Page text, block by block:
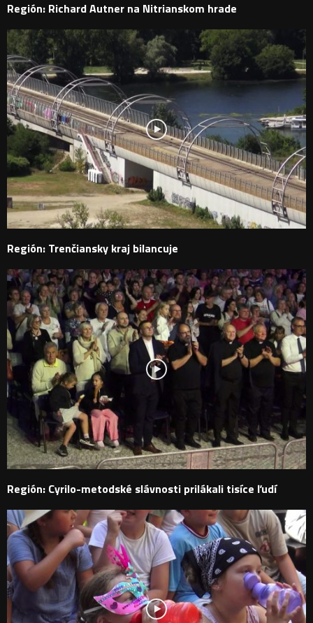
Región: Richard Autner na Nitrianskom hrade
Región: Trenčiansky kraj bilancuje
Región: Cyrilo-metodské slávnosti prilákali tisíce ľudí